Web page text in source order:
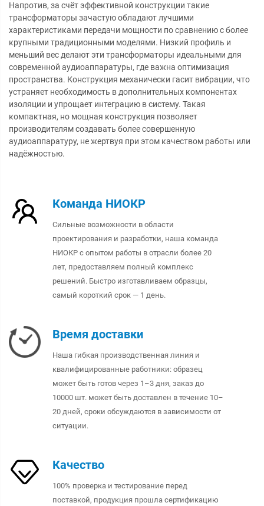
Напротив, за счёт эффективной конструкции такие
трансформаторы зачастую обладают лучшими
характеристиками передачи мощности по сравнению с более
крупными традиционными моделями. Низкий профиль и
меньший вес делают эти трансформаторы идеальными для
современной аудиоаппаратуры, где важна оптимизация
пространства. Конструкция механически гасит вибрации, что
устраняет необходимость в дополнительных компонентах
изоляции и упрощает интеграцию в систему. Такая
компактная, но мощная конструкция позволяет
производителям создавать более совершенную
аудиоаппаратуру, не жертвуя при этом качеством работы или
надёжностью.
Команда НИОКР
Сильные возможности в области
проектирования и разработки, наша команда
НИОКР с опытом работы в отрасли более 20
лет, предоставляем полный комплекс
решений. Быстро изготавливаем образцы,
самый короткий срок — 1 день.
Время доставки
Наша гибкая производственная линия и
квалифицированные работники: образец
может быть готов через 1–3 дня, заказ до
10000 шт. может быть доставлен в течение 10–
20 дней, сроки обсуждаются в зависимости от
ситуации.
Качество
100% проверка и тестирование перед
поставкой, продукция прошла сертификацию